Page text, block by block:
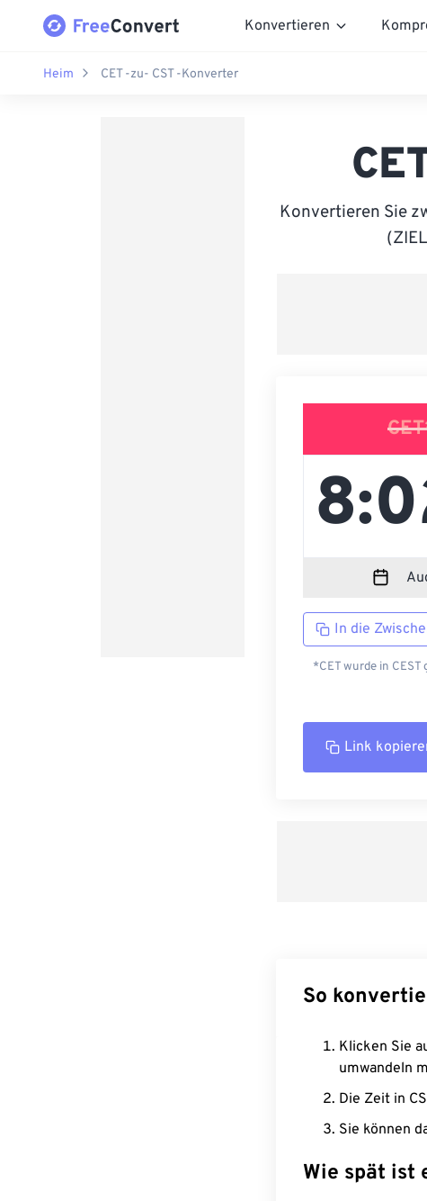
Konvertieren
Heim CET -zu- CST -Konverter
Konvertieren Sie
In die
*CET wurde in
Link
So
Klicken Sie
umwandeln
Die Zeit in
Sie können
Wie spät ist